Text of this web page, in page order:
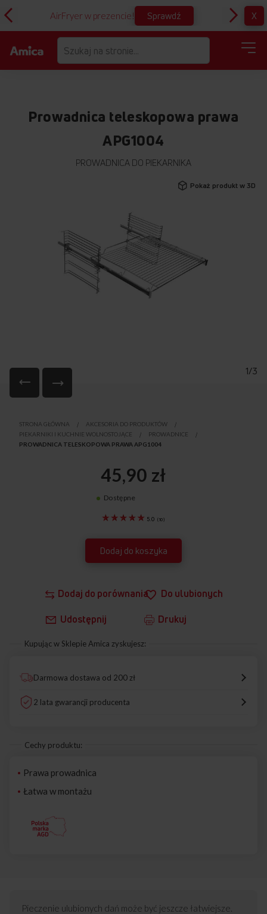
AirFryer w prezencie! Sprawdź X
Prowadnica teleskopowa prawa
APG1004
PROWADNICA DO PIEKARNIKA
Pokaż produkt w 3D
1/3
początek
galerii
STRONA GŁÓWNA
AKCESORIA DO PRODUKTÓW
PIEKARNIKI I KUCHNIE WOLNOSTOJĄCE
PROWADNICE
PROWADNICA TELESKOPOWA PRAWA APG1004
Dodaj do porównania Do ulubionych
Udostępnij Drukuj
5.0 (10)
45,90 zł
Dostępne
Dodaj do koszyka
Kupując w Sklepie Amica zyskujesz:
Darmowa dostawa od 200 zł
2 lata gwarancji producenta
Cechy produktu:
Prawa prowadnica
Łatwa w montażu
Pieczenie ulubionych dań może być jeszcze łatwiejsze.